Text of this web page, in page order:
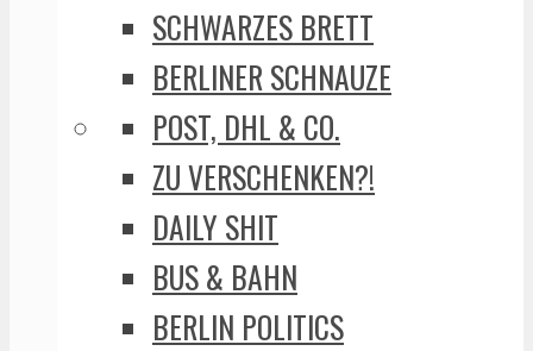
SCHWARZES BRETT
BERLINER SCHNAUZE
POST, DHL & CO.
ZU VERSCHENKEN?!
DAILY SHIT
BUS & BAHN
BERLIN POLITICS